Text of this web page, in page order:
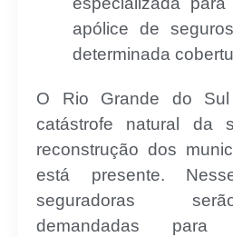
apólice de
determinada
O Rio Grande do
catástrofe natural da
reconstrução dos
está presente.
seguradoras
demandadas para